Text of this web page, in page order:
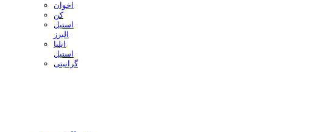
اخوان
کن
استیل
البرز
ایلیا
استیل
گرانیتی